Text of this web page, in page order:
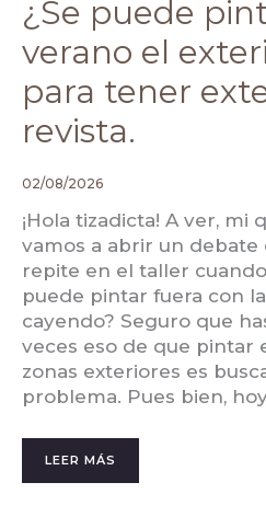
¿Se puede
verano el
para tener
revista.
02/08/2026
¡Hola tizadicta! A ver, mi
vamos a abrir un debate
repite en el taller
puede pintar fuera con
cayendo? Seguro que
veces eso de que pintar
zonas exteriores es
problema. Pues bien,
LEER MÁS